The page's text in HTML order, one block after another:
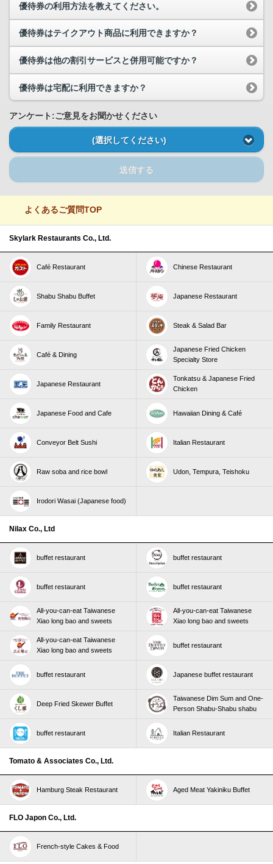
優待券の利用方法を教えてください。
優待券はテイクアウト商品に利用できますか？
優待券は他の割引サービスと併用可能ですか？
優待券は宅配に利用できますか？
アンケート:ご意見をお聞かせください
(選択してください)
送信する
よくあるご質問TOP